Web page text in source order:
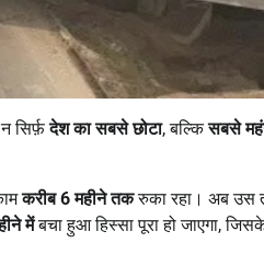
सिर्फ़देश का सबसे छोटा, बल्किसबसे
करीब6महीने तकरुका रहा। अब उस
मेंबचा हुआ हिस्सा पूरा हो जाएगा,